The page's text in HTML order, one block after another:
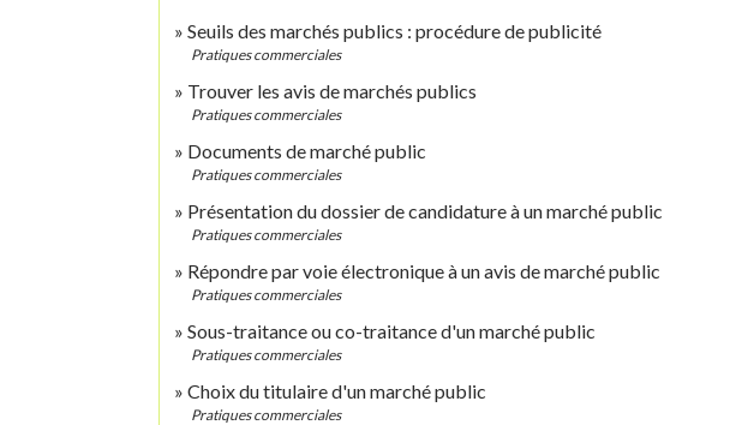
Seuils des marchés publics : procédure de publicité
Pratiques commerciales
Trouver les avis de marchés publics
Pratiques commerciales
Documents de marché public
Pratiques commerciales
Présentation du dossier de candidature à un marché public
Pratiques commerciales
Répondre par voie électronique à un avis de marché public
Pratiques commerciales
Sous-traitance ou co-traitance d'un marché public
Pratiques commerciales
Choix du titulaire d'un marché public
Pratiques commerciales